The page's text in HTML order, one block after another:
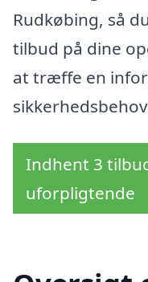
Rudkøbing, så
tilbud på dine
at træffe en
Indhent 3
uforpligtende